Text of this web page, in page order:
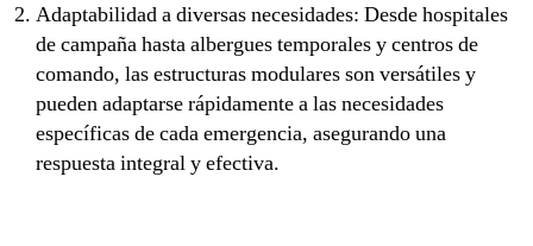
Adaptabilidad a diversas necesidades: Desde hospitales
de campaña hasta albergues temporales y centros de
comando, las estructuras modulares son versátiles y
pueden adaptarse rápidamente a las necesidades
específicas de cada emergencia, asegurando una
respuesta integral y efectiva.